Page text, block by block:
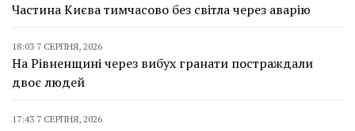
Частина Києва тимчасово без світла через аварію
18:03 7 СЕРПНЯ, 2026
На Рівненщині через вибух гранати постраждали
двоє людей
17:43 7 СЕРПНЯ, 2026